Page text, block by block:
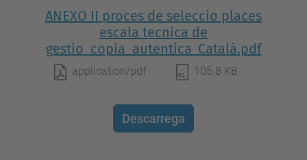
ANEXO II proces de seleccio places
escala tecnica de
gestio_copia_autentica_Català.pdf
application/pdf 105.8 KB
Descarrega